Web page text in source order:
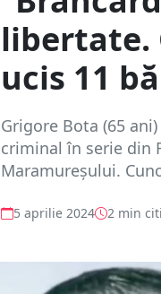
libertate.
ucis 11
Grigore Bota (65
criminal în serie din
Maramureșului.
5 aprilie 2024 2 min